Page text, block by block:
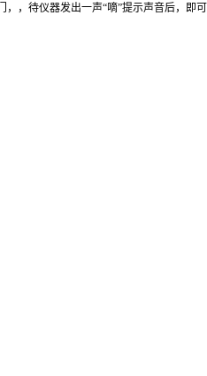
， ，待仪器发出一声“嘀”提示声音后，即